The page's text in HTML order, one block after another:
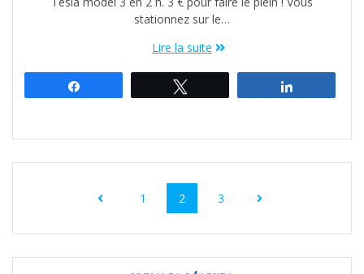
stationnez sur le…
Lire la suite
sein
des
Page
1 Page
2 Page
3